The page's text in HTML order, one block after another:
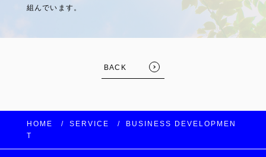
組んでいます。
BACK
HOME SERVICE
BUSINESS DEVELOPMEN
T